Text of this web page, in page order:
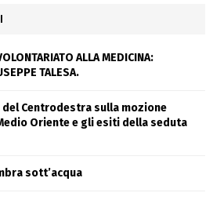
ALLA MEDICINA:
TALESA.
del Centrodestra sulla mozione
Oriente e gli esiti della seduta
sott’acqua